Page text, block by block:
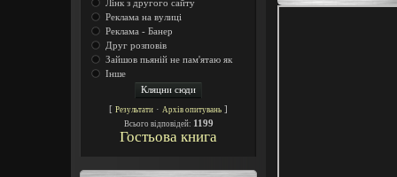
Лінк з другого сайту
Реклама на вулиці
Реклама - Банер
Друг розповів
Зайшов пьяній не пам'ятаю як
Інше
[ Результати · Архів опитувань ]
Всього відповідей: 1199
Гостьова книга